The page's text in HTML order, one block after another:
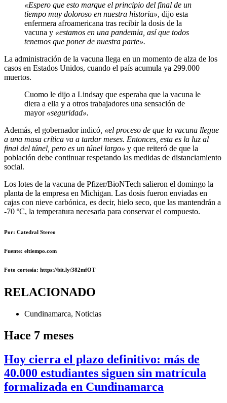
«Espero que esto marque el principio del final de un
tiempo muy doloroso en nuestra historia», dijo esta
enfermera afroamericana tras recibir la dosis de la
vacuna y «estamos en una pandemia, así que todos
tenemos que poner de nuestra parte».
La administración de la vacuna llega en un momento de alza de los
casos en Estados Unidos, cuando el país acumula ya 299.000
muertos.
Cuomo le dijo a Lindsay que esperaba que la vacuna le
diera a ella y a otros trabajadores una sensación de
mayor «seguridad».
Además, el gobernador indicó, «el proceso de que la vacuna llegue
a una masa crítica va a tardar meses. Entonces, esta es la luz al
final del túnel, pero es un túnel largo» y que reiteró de que la
población debe continuar respetando las medidas de distanciamiento
social.
Los lotes de la vacuna de Pfizer/BioNTech salieron el domingo la
planta de la empresa en Michigan. Las dosis fueron enviadas en
cajas con nieve carbónica, es decir, hielo seco, que las mantendrán a
-70 ºC, la temperatura necesaria para conservar el compuesto.
Por: Catedral Stereo
Fuente: eltiempo.com
Foto cortesía: https://bit.ly/382mfOT
RELACIONADO
Cundinamarca, Noticias
Hace 7 meses
Hoy cierra el plazo definitivo: más de
40.000 estudiantes siguen sin matrícula
formalizada en Cundinamarca